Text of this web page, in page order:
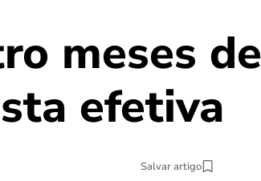
meses de
efetiva
Salvar artigo